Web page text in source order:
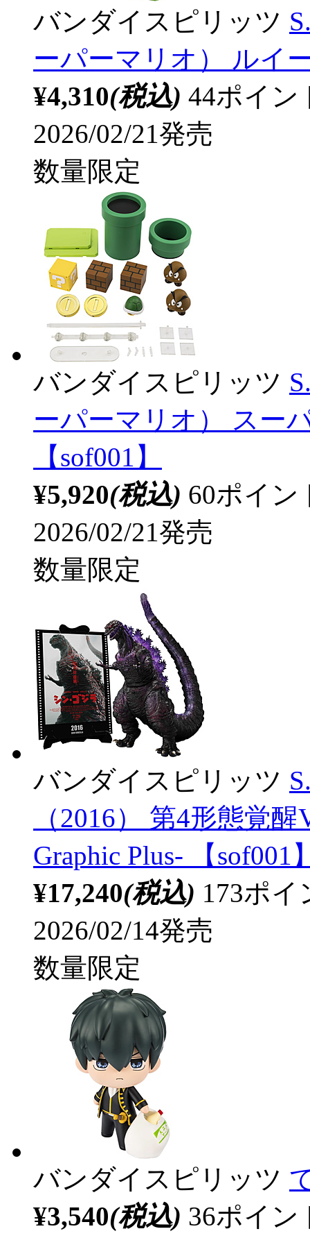
バンダイスピリッツ
ーパーマリオ） ルイ
¥4,310(税込) 44ポイ
2026/02/21発売
数量限定
バンダイスピリッツ
ーパーマリオ） スー
【sof001】
¥5,920(税込) 60ポイ
2026/02/21発売
数量限定
バンダイスピリッツ
（2016） 第4形態覚
Graphic Plus- 【sof001
¥17,240(税込) 173ポ
2026/02/14発売
数量限定
バンダイスピリッツ
¥3,540(税込) 36ポイ